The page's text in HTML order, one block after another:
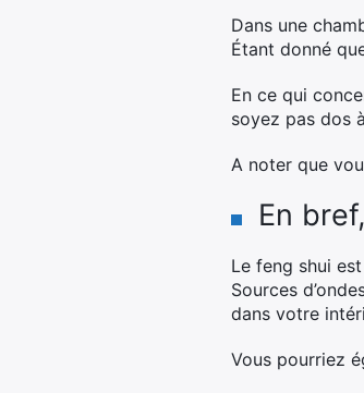
Dans une
Étant donné
En ce qui
soyez pas dos
A noter que
En bref,
Le feng shui
Sources
dans votre
Vous pourriez